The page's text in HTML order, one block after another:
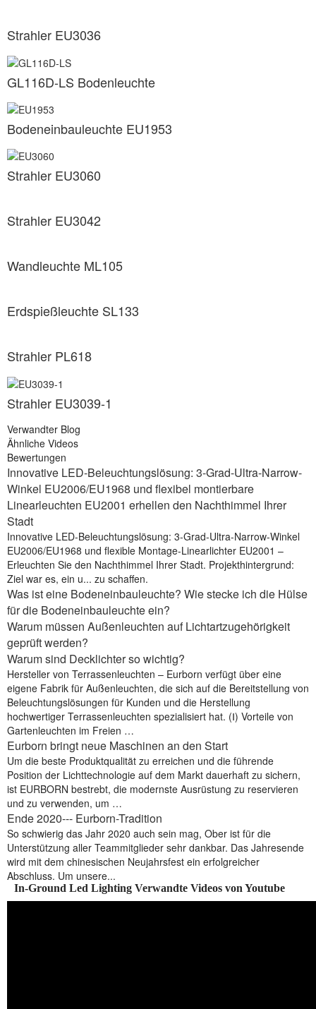
Strahler EU3036
GL116D-LS Bodenleuchte
Bodeneinbauleuchte EU1953
Strahler EU3060
Strahler EU3042
Wandleuchte ML105
Erdspießleuchte SL133
Strahler PL618
Strahler EU3039-1
Verwandter Blog
Ähnliche Videos
Bewertungen
Innovative LED-Beleuchtungslösung: 3-Grad-Ultra-Narrow-
Winkel EU2006/EU1968 und flexibel montierbare
Linearleuchten EU2001 erhellen den Nachthimmel Ihrer
Stadt
Innovative LED-Beleuchtungslösung: 3-Grad-Ultra-Narrow-Winkel
EU2006/EU1968 und flexible Montage-Linearlichter EU2001 –
Erleuchten Sie den Nachthimmel Ihrer Stadt. Projekthintergrund:
Ziel war es, ein u... zu schaffen.
Was ist eine Bodeneinbauleuchte? Wie stecke ich die Hülse
für die Bodeneinbauleuchte ein?
Warum müssen Außenleuchten auf Lichtartzugehörigkeit
geprüft werden?
Warum sind Decklichter so wichtig?
Hersteller von Terrassenleuchten – Eurborn verfügt über eine
eigene Fabrik für Außenleuchten, die sich auf die Bereitstellung von
Beleuchtungslösungen für Kunden und die Herstellung
hochwertiger Terrassenleuchten spezialisiert hat. (Ⅰ) Vorteile von
Gartenleuchten im Freien …
Eurborn bringt neue Maschinen an den Start
Um die beste Produktqualität zu erreichen und die führende
Position der Lichttechnologie auf dem Markt dauerhaft zu sichern,
ist EURBORN bestrebt, die modernste Ausrüstung zu reservieren
und zu verwenden, um …
Ende 2020--- Eurborn-Tradition
So schwierig das Jahr 2020 auch sein mag, Ober ist für die
Unterstützung aller Teammitglieder sehr dankbar. Das Jahresende
wird mit dem chinesischen Neujahrsfest ein erfolgreicher
Abschluss. Um unsere...
In-Ground Led Lighting Verwandte Videos von Youtube